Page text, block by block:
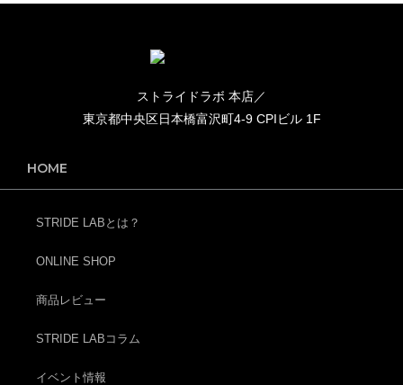
ストライドラボ 本店／
東京都中央区日本橋富沢町4-9 CPIビル 1F
HOME
STRIDE LABとは？
ONLINE SHOP
商品レビュー
STRIDE LABコラム
イベント情報